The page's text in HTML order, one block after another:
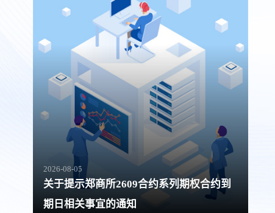
2026-08-05
关于提示郑商所2609合约系列期权合约到
期日相关事宜的通知